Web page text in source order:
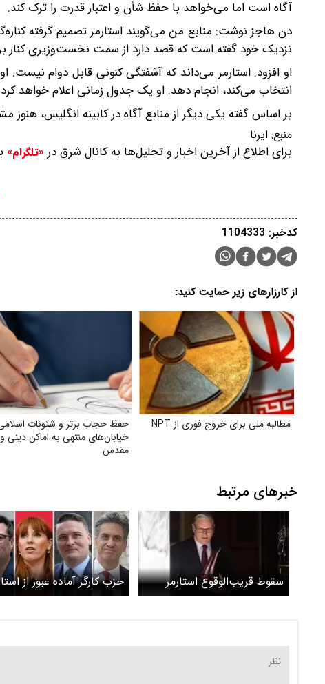
آگاه است اما می‌خواهد با حفظ شأن و اعتبار قدرت را ترک کند.
دن هاجز نوشت: منابع من می‌گویند استارمر تصمیم گرفته
نزدیک خود گفته است که قصد دارد از سمت نخست‌وزیری کنار
او افزود: استارمر می‌داند که آشفتگی کنونی قابل دوام نیست.
انتخاب می‌کند، انجام دهد. او یک جدول زمانی اعلام خواهد
بر اساس گفته یکی دیگر از منابع آگاه در کابینه انگلیس،
منبع: ایرنا
برای اطلاع از آخرین اخبار و تحلیل‌ها به کانال شرق در «تلگرام»
کدخبر: 1104333
از کارزارهای زیر حمایت کنید:
مطالبه ملی برای خروج فوری از NPT
حفظ حجاب برتر و شئونات
خیابان‌های منتهی به اماکن دینی و
مقدس
خبرهای مرتبط
سقوط قریب‌الوقوع استارمر
حزب کارگر آماده عبور از
می‌شود؟